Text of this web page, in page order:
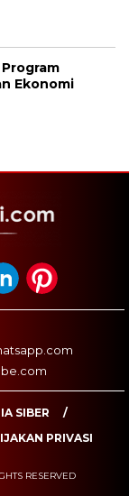
Ekonomi
SIBER
PRIVASI
RESERVED